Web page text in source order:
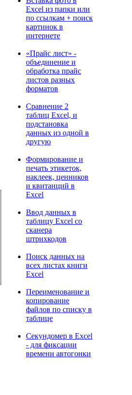
Excel из папки или
по ссылкам + поиск
картинок в
интернете
«Прайс лист» -
объединение и
обработка прайс
листов разных
форматов
Сравнение 2
таблиц Excel, и
подстановка
данных из одной в
другую
Формирование и
печать этикеток,
наклеек, ценников
и квитанций в
Excel
Ввод данных в
таблицу Excel со
сканера
штрихкодов
Поиск данных на
всех листах книги
Excel
Переименование и
копирование
файлов по списку в
таблице
Секундомер в Excel
- для фиксации
времени автогонки